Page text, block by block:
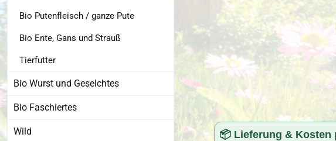
Bio Putenfleisch / ganze Pute
Bio Ente, Gans und Strauß
Tierfutter
Bio Wurst und Geselchtes
Bio Faschiertes
Wild 📦 Lieferung & Kosten